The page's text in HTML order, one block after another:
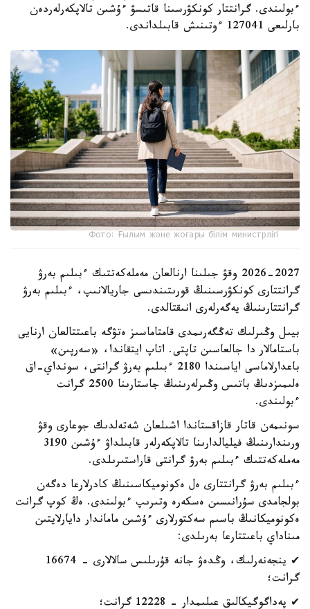
ءبولىندى. گرانتتار كونكۋرسىنا قاتىسۋ ءۇشىن تالاپكەرلەردەن
بارلىعى 127041 ءوتىنىش قابىلداندى.
Фото: Ғылым және жоғары білім министрлігі
2026-2027 وقۋ جىلىنا ارنالعان مەملەكەتتىك ءبىلىم بەرۋ
گرانتتارى كونكۋرسىنىڭ قورىتىندىسى جاريالانىپ، ءبىلىم بەرۋ
گرانتتارىنىڭ يەگەرلەرى انىقتالدى.
بيىل وڭىرلىك تەڭگەرىمدى قامتاماسىز ەتۋگە باعىتتالعان ارنايى
باستامالار دا جالعاسىن تاپتى. اتاپ ايتقاندا، «سەرپىن»
باعدارلاماسى اياسىندا 2180 ءبىلىم بەرۋ گرانتى، سونداي-اق
ەلىمىزدىڭ باتىس وڭىرلەرىنىڭ جاستارىنا 2500 گرانت
ءبولىندى.
سونىمەن قاتار قازاقستاندا اشىلعان شەتەلدىك جوعارى وقۋ
ورىندارىنىڭ فيليالدارىنا تالاپكەرلەر قابىلداۋ ءۇشىن 3190
مەملەكەتتىك ءبىلىم بەرۋ گرانتى قاراستىرىلدى.
ءبىلىم بەرۋ گرانتتارى ەل ەكونوميكاسىنىڭ كادرلارعا دەگەن
بولجامدى سۇرانىسىن ەسكەرە وتىرىپ ءبولىندى. ەڭ كوپ گرانت
ەكونوميكانىڭ باسىم سەكتورلارى ءۇشىن ماماندار دايارلايتىن
مىناداي باعىتتارعا بەرىلدى:
✔ ينجەنەرلىك، وڭدەۋ جانە قۇرىلىس سالالارى - 16674
گرانت؛
✔ پەداگوگيكالىق عىلىمدار - 12228 گرانت؛